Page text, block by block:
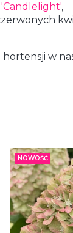
'Candlelight',
w
NOWOŚĆ